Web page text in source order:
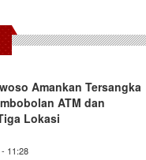
Amankan Tersangka
ATM dan
Lokasi
11:28